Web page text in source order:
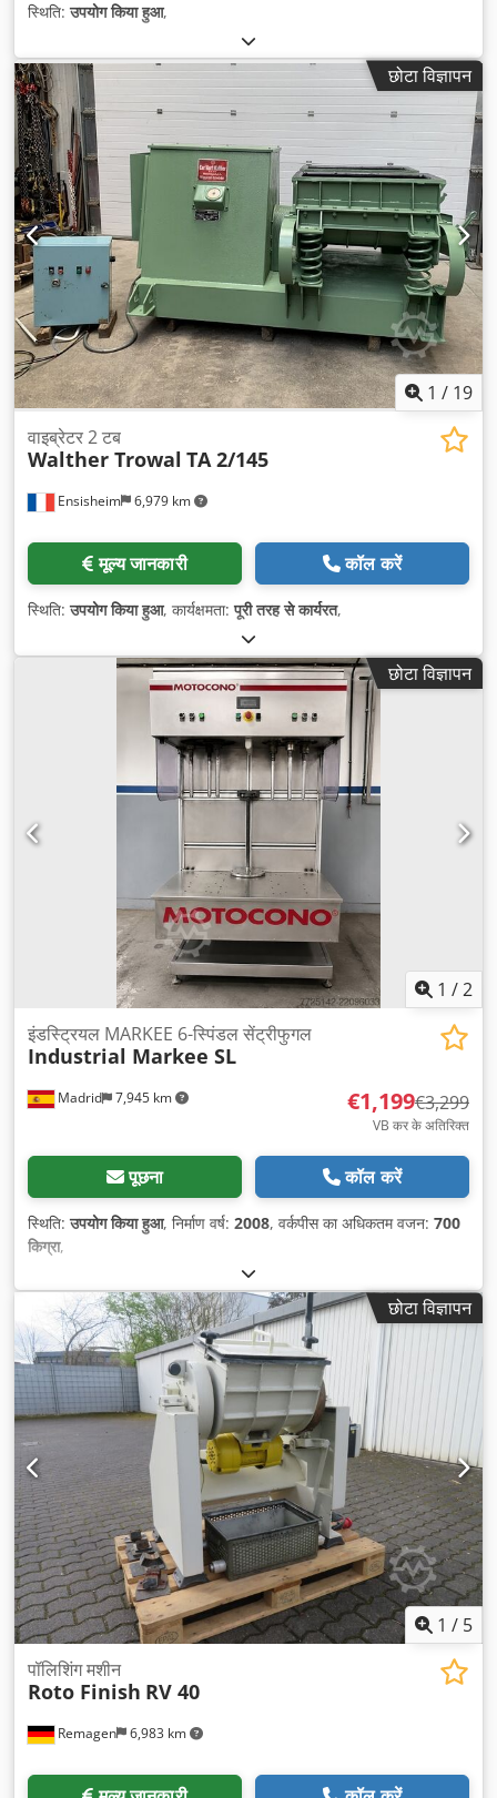
स्थिति:उपयोग किया हुआ,
छोटा विज्ञापन
1 / 19
Ensisheim 6,979 km
वाइब्रेटर 2 टब
Walther Trowal TA 2/145
मूल्य जानकारी कॉल करें
स्थिति:उपयोग किया हुआ, कार्यक्षमता:पूरी तरह से कार्यरत,
छोटा विज्ञापन
1 /2
Madrid 7,945 km
इंडस्ट्रियल MARKEE 6-स्पिंडल सेंट्रीफुगल
Industrial Markee SL
€1,199€3,299
VB कर के अतिरिक्त
पूछना कॉल करें
स्थिति:उपयोग किया हुआ, निर्माण वर्ष: 2008, वर्कपीस का अधिकतम वजन: 700
किग्रा,
छोटा विज्ञापन
1 / 5
Remagen 6,983 km
पॉलिशिंग मशीन
Roto Finish RV 40